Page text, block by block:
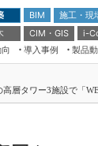
BIM 施工・現
CIM・GIS i-
導入事例 製品
ドローンがもたらす
ムチェンジ” Ver.2.0
第8回
高層タワー3施設で「